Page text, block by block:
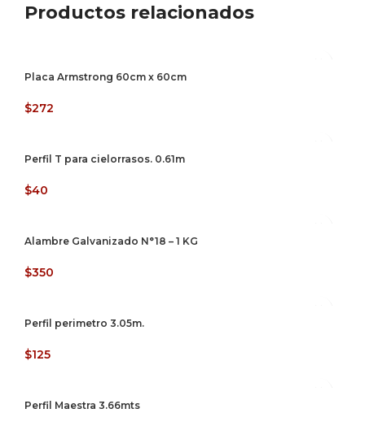
Productos relacionados
Placa Armstrong 60cm x 60cm
$272
Perfil T para cielorrasos. 0.61m
$40
Alambre Galvanizado N°18 – 1 KG
$350
Perfil perimetro 3.05m.
$125
Perfil Maestra 3.66mts